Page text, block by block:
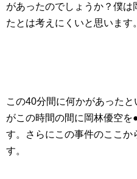
があったのでしょうか？僕
たとは考えにくいと思います。
この40分間に何かがあった
がこの時間の間に岡林優空を
す。さらにこの事件のここか
す。